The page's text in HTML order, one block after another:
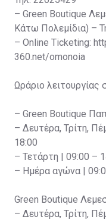
– Green Boutique
Κάτω Πολεμίδια) –
– Online Ticketing:
360.net/omonoia
Ωράριο λειτουργίας
– Green Boutique
– Δευτέρα, Τρίτη,
18:00
– Τετάρτη | 09:00 –
– Ημέρα αγώνα |
Green Boutique
– Δευτέρα, Τρίτη,